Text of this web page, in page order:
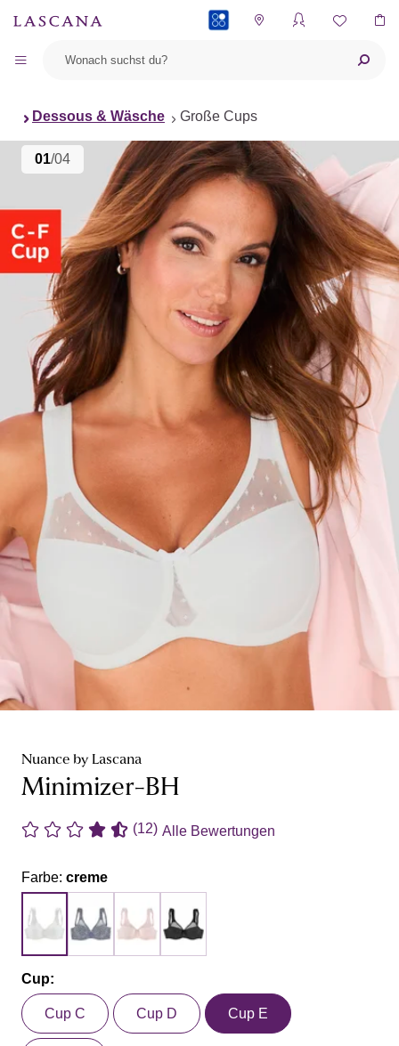
Dessous & Wäsche Große Cups
01/04
Nuance by Lascana
Minimizer-BH
(12) Alle Bewertungen
Farbe: creme
Cup:
Cup C Cup D Cup E